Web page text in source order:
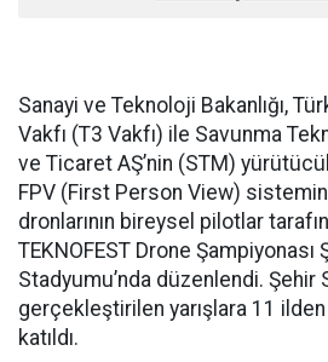
Sanayi ve Teknoloji Bakanlığı,
Vakfı (T3 Vakfı) ile Savunma
ve Ticaret AŞ’nin (STM)
FPV (First Person View)
dronlarının bireysel pilotlar
TEKNOFEST Drone Şampiyonası
Stadyumu’nda düzenlendi. Şehir
gerçekleştirilen yarışlara 11
katıldı.